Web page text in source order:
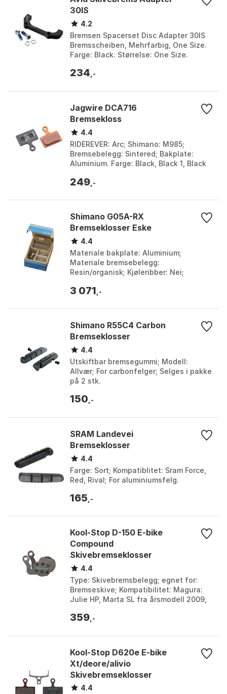
30IS
4.2
Bremsen Spacerset Disc Adapter 30IS
Bremsscheiben, Mehrfarbig, One Size.
Farge: Black. Størrelse: One Size.
234 ,-
Jagwire DCA716
Bremsekloss
4.4
RIDEREVER: Arc; Shimano: M985;
Bremsebelegg: Sintered; Bakplate:
Aluminium. Farge: Black, Black 1, Black
Størrelse: One S...
249 ,-
Shimano G05A-RX
Bremseklosser Eske
4.4
Materiale bakplate: Aluminium;
Materiale bremsebelegg:
Resin/organisk; Kjøleribber: Nei;
BR-M987, BR-M985, BR-M8100, BR-
3 071 ,-
Shimano R55C4 Carbon
Bremseklosser
4.4
Utskiftbar bremsegummi; Modell:
Allvær; For carbonfelger; Selges i pakke
på 2 stk.
150 ,-
SRAM Landevei
Bremseklosser
4.4
Farge: Sort; Kompatiblitet: Sram Force,
Red, Rival; For aluminiumsfelg.
165 ,-
Kool-Stop D-150 E-bike
Compound
Skivebremseklosser
4.4
Type: Skivebremsbelegg; egnet for:
Bremseskive; Kompatibilitet: Magura:
Julie HP, Marta SL fra årsmodell 2009,
elsykler:...
359 ,-
Kool-Stop D620e E-bike
Xt/deore/alivio
Skivebremseklosser
4.4